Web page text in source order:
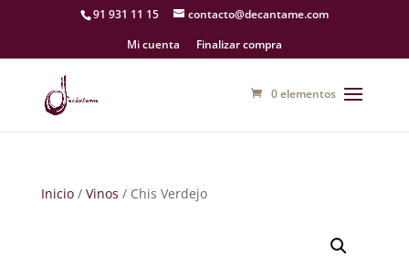
91 931 11 15
contacto@decantame.com
Mi cuenta
Finalizar compra
0 elementos
Inicio/ Vinos / Chis Verdejo